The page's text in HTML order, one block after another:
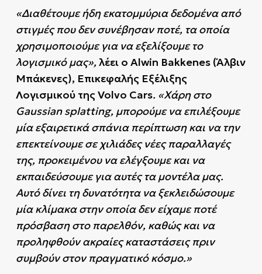
«Διαθέτουμε ήδη εκατομμύρια δεδομένα από
στιγμές που δεν συνέβησαν ποτέ, τα οποία
χρησιμοποιούμε για να εξελίξουμε το
λογισμικό μας», λέει ο Alwin Bakkenes (Άλβιν
Μπάκενες), Επικεφαλής Εξέλιξης
Λογισμικού της Volvo Cars. «Χάρη στο
Gaussian splatting, μπορούμε να επιλέξουμε
μία εξαιρετικά σπάνια περίπτωση και να την
επεκτείνουμε σε χιλιάδες νέες παραλλαγές
της, προκειμένου να ελέγξουμε και να
εκπαιδεύσουμε για αυτές τα μοντέλα μας.
Αυτό δίνει τη δυνατότητα να ξεκλειδώσουμε
μία κλίμακα στην οποία δεν είχαμε ποτέ
πρόσβαση στο παρελθόν, καθώς και να
προληφθούν ακραίες καταστάσεις πριν
συμβούν στον πραγματικό κόσμο.»